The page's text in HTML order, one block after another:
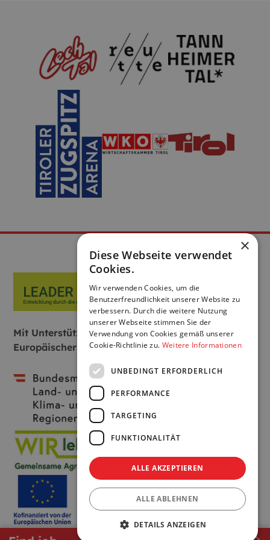
Mit Unterstützung von Bund, Land und
Europäischer Union:
×
Diese Webseite verwendet
Cookies.
Wir verwenden Cookies, um die
Benutzerfreundlichkeit unserer Website zu
verbessern. Durch die weitere Nutzung
unserer Webseite stimmen Sie der
Verwendung von Cookies gemäß unserer
Cookie-Richtlinie zu. Weitere Informationen
UNBEDINGT ERFORDERLICH
PERFORMANCE
TARGETING
FUNKTIONALITÄT
ALLE AKZEPTIEREN
ALLE ABLEHNEN
DETAILS ANZEIGEN